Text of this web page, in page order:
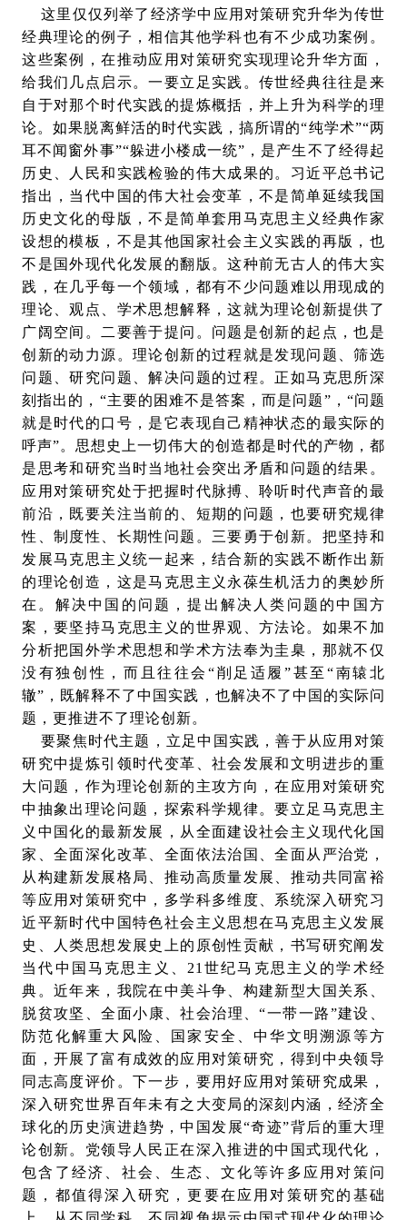
这里仅仅列举了经济学中应用对策研究升华为传世
经典理论的例子，相信其他学科也有不少成功案例。
这些案例，在推动应用对策研究实现理论升华方面，
给我们几点启示。一要立足实践。传世经典往往是来
自于对那个时代实践的提炼概括，并上升为科学的理
论。如果脱离鲜活的时代实践，搞所谓的“纯学术”“两
耳不闻窗外事”“躲进小楼成一统”，是产生不了经得起
历史、人民和实践检验的伟大成果的。习近平总书记
指出，当代中国的伟大社会变革，不是简单延续我国
历史文化的母版，不是简单套用马克思主义经典作家
设想的模板，不是其他国家社会主义实践的再版，也
不是国外现代化发展的翻版。这种前无古人的伟大实
践，在几乎每一个领域，都有不少问题难以用现成的
理论、观点、学术思想解释，这就为理论创新提供了
广阔空间。二要善于提问。问题是创新的起点，也是
创新的动力源。理论创新的过程就是发现问题、筛选
问题、研究问题、解决问题的过程。正如马克思所深
刻指出的，“主要的困难不是答案，而是问题”，“问题
就是时代的口号，是它表现自己精神状态的最实际的
呼声”。思想史上一切伟大的创造都是时代的产物，都
是思考和研究当时当地社会突出矛盾和问题的结果。
应用对策研究处于把握时代脉搏、聆听时代声音的最
前沿，既要关注当前的、短期的问题，也要研究规律
性、制度性、长期性问题。三要勇于创新。把坚持和
发展马克思主义统一起来，结合新的实践不断作出新
的理论创造，这是马克思主义永葆生机活力的奥妙所
在。解决中国的问题，提出解决人类问题的中国方
案，要坚持马克思主义的世界观、方法论。如果不加
分析把国外学术思想和学术方法奉为圭臬，那就不仅
没有独创性，而且往往会“削足适履”甚至“南辕北
辙”，既解释不了中国实践，也解决不了中国的实际问
题，更推进不了理论创新。
要聚焦时代主题，立足中国实践，善于从应用对策
研究中提炼引领时代变革、社会发展和文明进步的重
大问题，作为理论创新的主攻方向，在应用对策研究
中抽象出理论问题，探索科学规律。要立足马克思主
义中国化的最新发展，从全面建设社会主义现代化国
家、全面深化改革、全面依法治国、全面从严治党，
从构建新发展格局、推动高质量发展、推动共同富裕
等应用对策研究中，多学科多维度、系统深入研究习
近平新时代中国特色社会主义思想在马克思主义发展
史、人类思想发展史上的原创性贡献，书写研究阐发
当代中国马克思主义、21世纪马克思主义的学术经
典。近年来，我院在中美斗争、构建新型大国关系、
脱贫攻坚、全面小康、社会治理、“一带一路”建设、
防范化解重大风险、国家安全、中华文明溯源等方
面，开展了富有成效的应用对策研究，得到中央领导
同志高度评价。下一步，要用好应用对策研究成果，
深入研究世界百年未有之大变局的深刻内涵，经济全
球化的历史演进趋势，中国发展“奇迹”背后的重大理
论创新。党领导人民正在深入推进的中国式现代化，
包含了经济、社会、生态、文化等许多应用对策问
题，都值得深入研究，更要在应用对策研究的基础